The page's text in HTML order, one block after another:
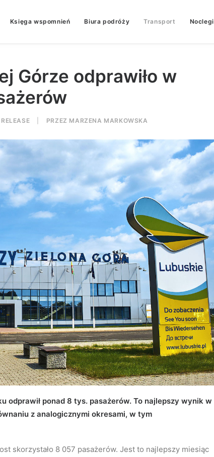
Księga wspomnień Biura podróży Transport Noclegi
Górze odprawiło w
PRZEZ MARZENA MARKOWSKA
odprawił ponad 8 tys. pasażerów. To najlepszy wynik w
z analogicznymi okresami, w tym
skorzystało 8 057 pasażerów. Jest to najlepszy miesiąc